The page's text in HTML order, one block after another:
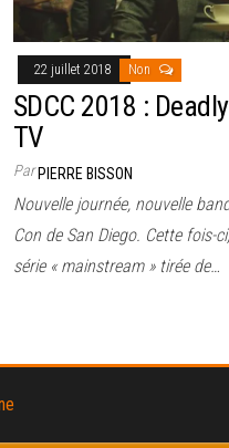
22 juillet 2018 Non
SDCC 2018 :
TV
ParPIERRE BISSON
Nouvelle journée, nouvelle
Con de San Diego. Cette fois-
série « mainstream » tirée de…